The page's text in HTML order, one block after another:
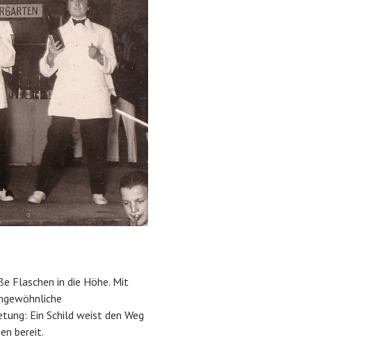
Flaschen in die Höhe. Mit
Ein Schild weist den Weg
bereit.